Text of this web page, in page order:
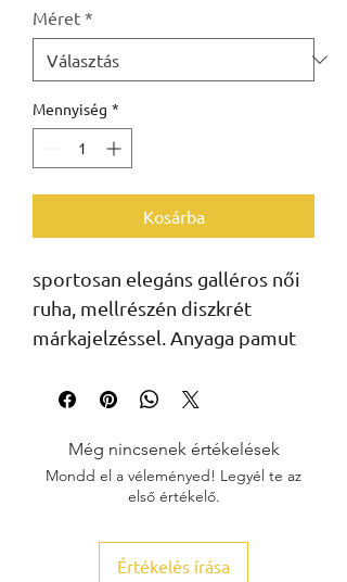
Méret *
Mennyiség *
Kosárba
sportosan elegáns galléros női
ruha, mellrészén diszkrét
márkajelzéssel. Anyaga pamut
Még nincsenek értékelések
Mondd el a véleményed! Legyél te az
első értékelő.
Értékelés írása